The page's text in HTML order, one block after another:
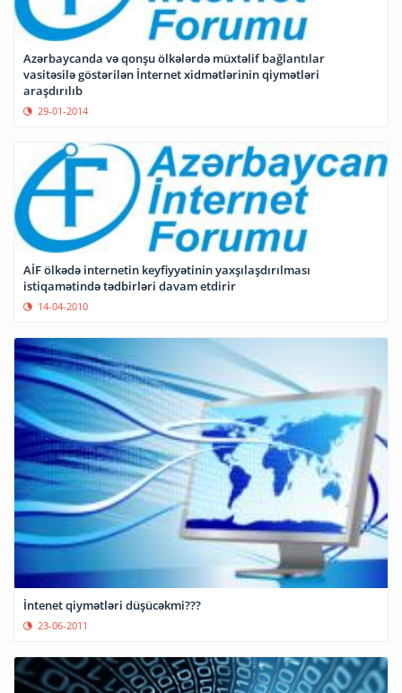
Azərbaycanda və qonşu ölkələrdə müxtəlif bağlantılar
vasitəsilə göstərilən İnternet xidmətlərinin qiymətləri
araşdırılıb
29-01-2014
AİF ölkədə internetin keyfiyyətinin yaxşılaşdırılması
istiqamətində tədbirləri davam etdirir
14-04-2010
İntenet qiymətləri düşücəkmi???
23-06-2011